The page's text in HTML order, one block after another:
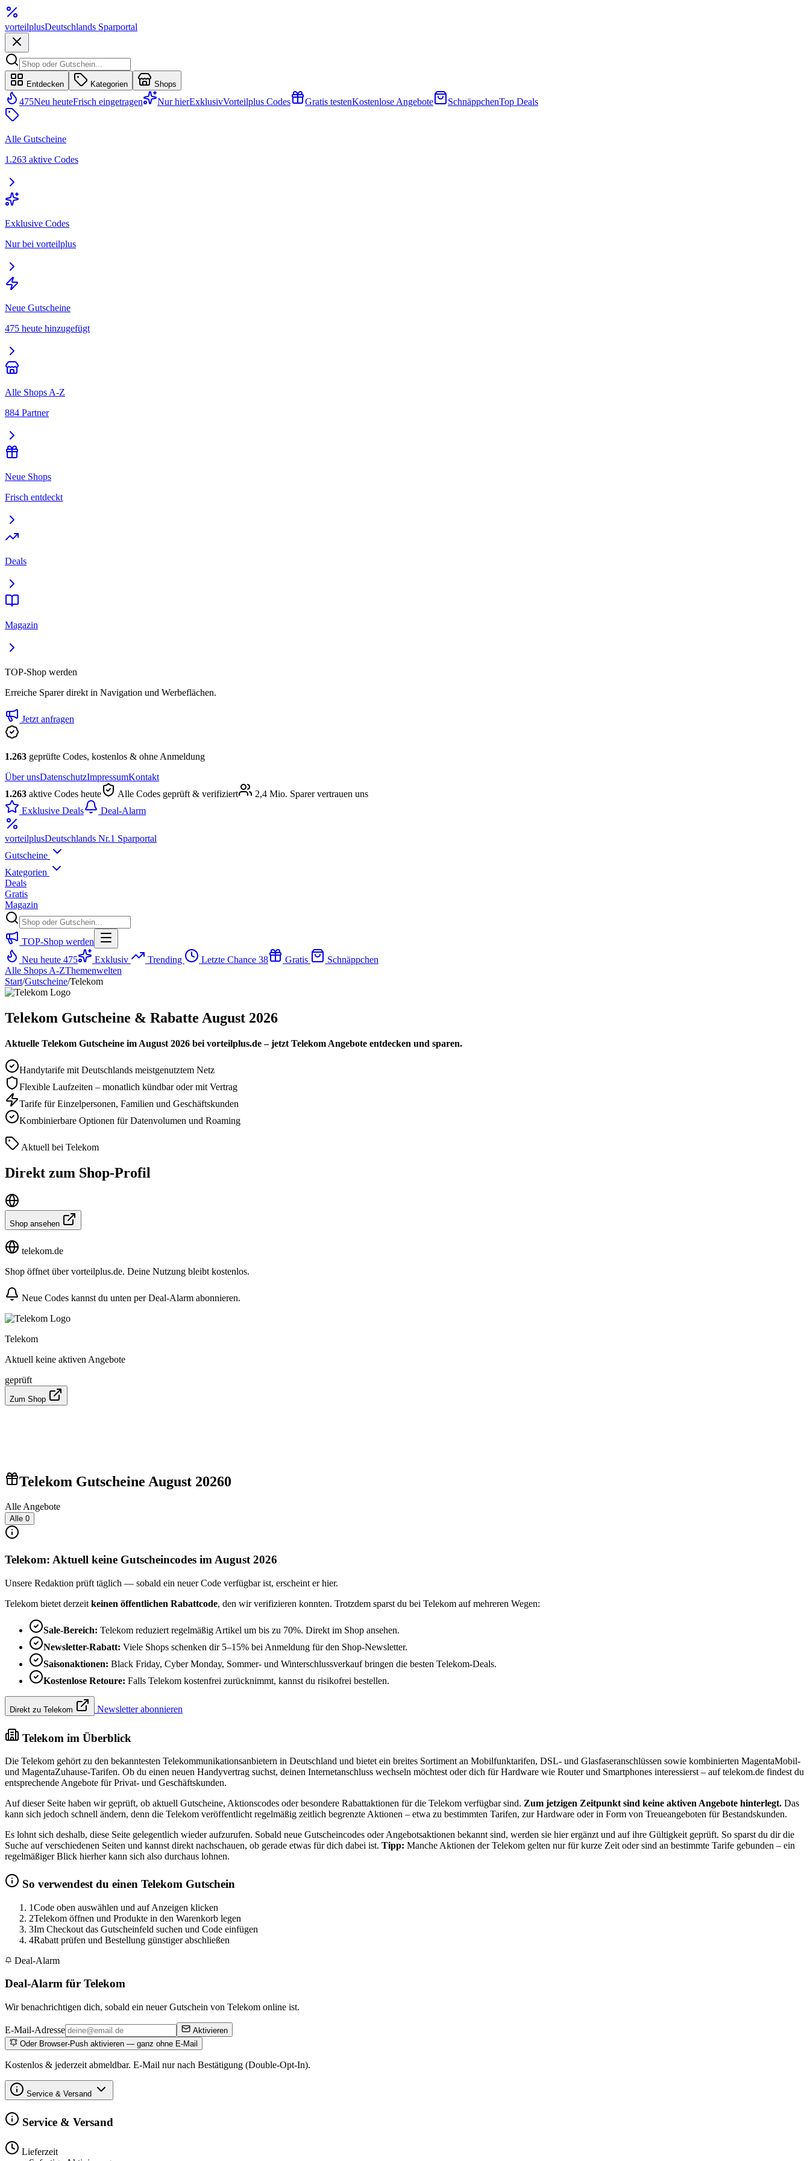
vorteilplusDeutschlands Sparportal
Entdecken Kategorien Shops
475Neu heuteFrisch eingetragen Nur hierExklusivVorteilplus Codes Gratis testenKostenlose Angebote SchnäppchenTop Deals
Alle Gutscheine
1.263 aktive Codes
Exklusive Codes
Nur bei vorteilplus
Neue Gutscheine
475 heute hinzugefügt
Alle Shops A-Z
884 Partner
Neue Shops
Frisch entdeckt
Deals
Magazin
TOP-Shop werden
Erreiche Sparer direkt in Navigation und Werbeflächen.
Jetzt anfragen
1.263 geprüfte Codes, kostenlos & ohne Anmeldung
Über unsDatenschutzImpressumKontakt
1.263 aktive Codes heute Alle Codes geprüft & verifiziert
2,4 Mio. Sparer vertrauen uns
Exklusive Deals
Deal-Alarm
vorteilplusDeutschlands Nr.1 Sparportal
Gutscheine
Kategorien
Deals
Gratis
Magazin
TOP-Shop werden
Neu heute 475 Exklusiv Trending Letzte Chance 38 Gratis
Schnäppchen
Alle Shops A-ZThemenwelten
Start/Gutscheine/Telekom
Telekom Gutscheine & Rabatte August 2026
Aktuelle Telekom Gutscheine im August 2026 bei vorteilplus.de – jetzt Telekom Angebote entdecken und sparen.
Handytarife mit Deutschlands meistgenutztem Netz
Flexible Laufzeiten – monatlich kündbar oder mit Vertrag
Tarife für Einzelpersonen, Familien und Geschäftskunden
Kombinierbare Optionen für Datenvolumen und Roaming
Aktuell bei Telekom
Direkt zum Shop-Profil
Shop ansehen
telekom.de
Shop öffnet über vorteilplus.de. Deine Nutzung bleibt kostenlos.
Neue Codes kannst du unten per Deal-Alarm abonnieren.
Telekom
Aktuell keine aktiven Angebote
geprüft
Zum Shop
Telekom Gutscheine August 20260
Alle Angebote
Alle 0
Telekom: Aktuell keine Gutscheincodes im August 2026
Unsere Redaktion prüft täglich — sobald ein neuer Code verfügbar ist, erscheint er hier.
Telekom bietet derzeit keinen öffentlichen Rabattcode, den wir verifizieren konnten. Trotzdem sparst du bei Telekom auf mehreren Wegen:
Sale-Bereich: Telekom reduziert regelmäßig Artikel um bis zu 70%. Direkt im Shop ansehen.
Newsletter-Rabatt: Viele Shops schenken dir 5–15% bei Anmeldung für den Shop-Newsletter.
Saisonaktionen: Black Friday, Cyber Monday, Sommer- und Winterschlussverkauf bringen die besten Telekom-Deals.
Kostenlose Retoure: Falls Telekom kostenfrei zurücknimmt, kannst du risikofrei bestellen.
Direkt zu Telekom Newsletter abonnieren
Telekom im Überblick
Die Telekom gehört zu den bekanntesten Telekommunikationsanbietern in Deutschland und bietet ein breites Sortiment an Mobilfunktarifen, DSL- und Glasfaseranschlüssen sowie kombinierten MagentaMobil-
und MagentaZuhause-Tarifen. Ob du einen neuen Handyvertrag suchst, deinen Internetanschluss wechseln möchtest oder dich für Hardware wie Router und Smartphones interessierst – auf telekom.de findest du
entsprechende Angebote für Privat- und Geschäftskunden.
Auf dieser Seite haben wir geprüft, ob aktuell Gutscheine, Aktionscodes oder besondere Rabattaktionen für die Telekom verfügbar sind. Zum jetzigen Zeitpunkt sind keine aktiven Angebote hinterlegt. Das
kann sich jedoch schnell ändern, denn die Telekom veröffentlicht regelmäßig zeitlich begrenzte Aktionen – etwa zu bestimmten Tarifen, zur Hardware oder in Form von Treueangeboten für Bestandskunden.
Es lohnt sich deshalb, diese Seite gelegentlich wieder aufzurufen. Sobald neue Gutscheincodes oder Angebotsaktionen bekannt sind, werden sie hier ergänzt und auf ihre Gültigkeit geprüft. So sparst du dir die
Suche auf verschiedenen Seiten und kannst direkt nachschauen, ob gerade etwas für dich dabei ist. Tipp: Manche Aktionen der Telekom gelten nur für kurze Zeit oder sind an bestimmte Tarife gebunden – ein
regelmäßiger Blick hierher kann sich also durchaus lohnen.
So verwendest du einen Telekom Gutschein
1Code oben auswählen und auf Anzeigen klicken
2Telekom öffnen und Produkte in den Warenkorb legen
3Im Checkout das Gutscheinfeld suchen und Code einfügen
4Rabatt prüfen und Bestellung günstiger abschließen
Deal-Alarm
Deal-Alarm für Telekom
Wir benachrichtigen dich, sobald ein neuer Gutschein von Telekom online ist.
E-Mail-Adresse
Aktivieren
Oder Browser-Push aktivieren — ganz ohne E-Mail
Kostenlos & jederzeit abmeldbar. E-Mail nur nach Bestätigung (Double-Opt-In).
Service & Versand
Service & Versand
Lieferzeit